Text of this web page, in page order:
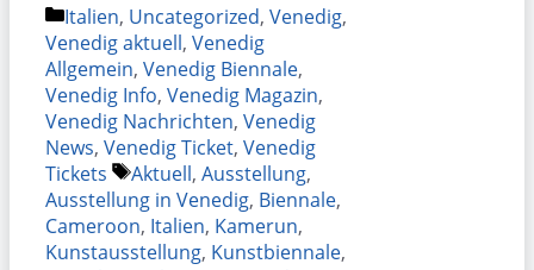
Kategorien
Italien, Uncategorized, Venedig,
Venedig aktuell, Venedig
Allgemein, Venedig Biennale,
Venedig Info, Venedig Magazin,
Venedig Nachrichten, Venedig
News, Venedig Ticket, Venedig
Tickets
Schlagwörter
Aktuell, Ausstellung,
Ausstellung in Venedig, Biennale,
Cameroon, Italien, Kamerun,
Kunstausstellung, Kunstbiennale,